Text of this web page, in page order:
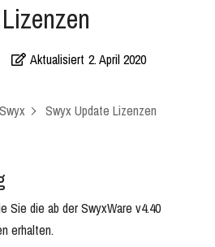
Aktualisiert 2. April 2020
Swyx
Swyx Update Lizenzen
Sie die ab der SwyxWare v4.40
erhalten.